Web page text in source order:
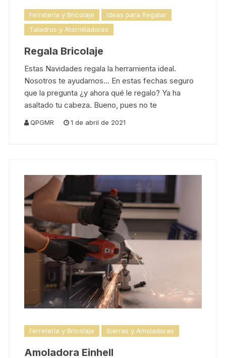
Ferretería y Bricolaje
Ideas para Regalar
Taladros y Atornilladores
Regala Bricolaje
Estas Navidades regala la herramienta ideal.
Nosotros te ayudamos… En estas fechas seguro
que la pregunta ¿y ahora qué le regalo? Ya ha
asaltado tu cabeza. Bueno, pues no te
QPGMR 1 de abril de 2021
Ferretería y Bricolaje Sierras y Amoladoras
Amoladora Einhell